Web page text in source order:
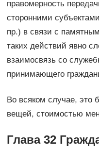
правомерность
сторонними
пр.) в связи с
таких действий явно
взаимосвязь со
принимающего
Во всяком случае, это
вещей, стоимостью
Глава 32